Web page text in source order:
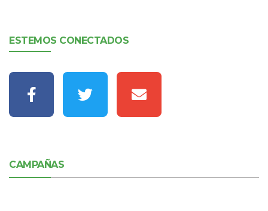
ESTEMOS CONECTADOS
CAMPAÑAS